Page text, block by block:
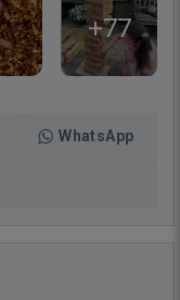
+77
WhatsApp